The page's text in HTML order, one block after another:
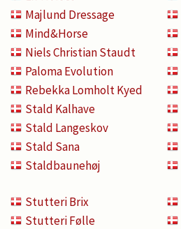
Majlund Dressage
Mind&Horse
Niels Christian Staudt
Paloma Evolution
Rebekka Lomholt Kyed
Stald Kalhave
Stald Langeskov
Stald Sana
Staldbaunehøj
Stutteri Brix
Stutteri Følle